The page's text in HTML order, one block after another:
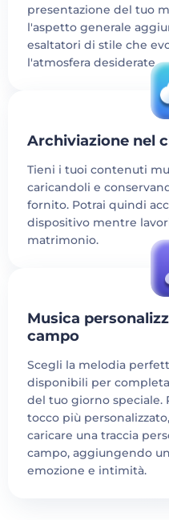
presentazione del tuo
l'aspetto generale
esaltatori di stile che
l'atmosfera desiderate.
Archiviazione nel
Tieni i tuoi contenuti
caricandoli e
fornito. Potrai quindi
dispositivo mentre
matrimonio.
Musica
campo
Scegli la melodia
disponibili per
del tuo giorno speciale.
tocco più
caricare una traccia
campo, aggiungendo
emozione e intimità.